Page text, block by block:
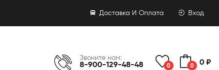
Доставка И Оплата Вход
Звоните нам:
8-900-129-48-48 0 0 0 ₽